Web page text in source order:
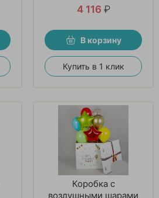
4 116 ₽
В корзину
Купить в 1 клик
Коробка с
воздушными шарами